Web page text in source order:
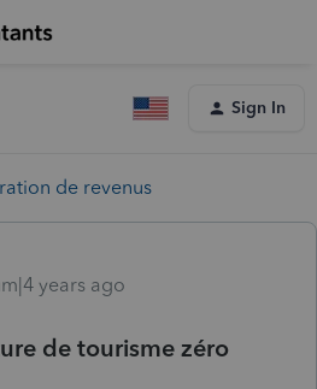
Sign In
de revenus
years ago
de tourisme zéro